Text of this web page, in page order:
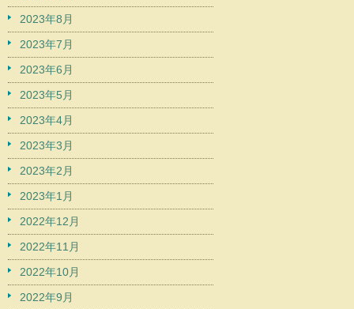
2023年8月
2023年7月
2023年6月
2023年5月
2023年4月
2023年3月
2023年2月
2023年1月
2022年12月
2022年11月
2022年10月
2022年9月